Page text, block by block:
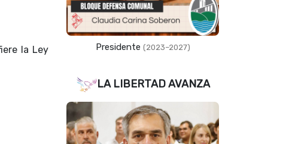
la Ley
Presidente (2023–2027)
LA LIBERTAD AVANZA